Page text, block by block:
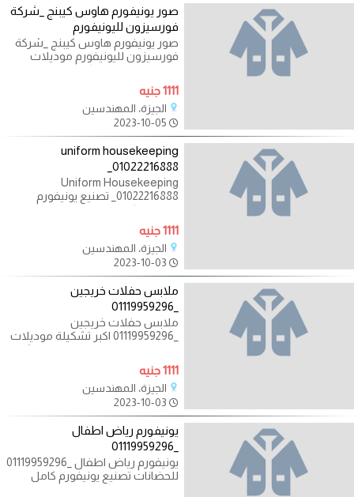
صور يونيفورم هاوس كيبنج _شركة
فورسيزون لليونيفورم
صور يونيفورم هاوس كيبنج _شركة
فورسيزون لليونيفورم موديلات
يونيفورم الهاوس كيبنج ويونيفورم
1111 جنيه
الجيزة، المهندسين
uniform housekeeping
_01022216888
Uniform Housekeeping
_01022216888 تصنيع يونيفورم
الهاوس كيبنج ويونيفورم عمال
النظافه لكل المجالات ( بدلة
1111 جنيه
الجيزة، المهندسين
ملابس حفلات خريجين
ملابس حفلات خريجين
_01119959296 اكبر تشكيلة موديلات
ارواب التخرج وقبعات التخرج ووشاح
التخرج مع
1111 جنيه
الجيزة، المهندسين
يونيفورم رياض اطفال
يونيفورم رياض اطفال _01119959296
للحضانات تصنيع يونيفورم كامل
للحضانه مع امكانية تصنيع الموديل